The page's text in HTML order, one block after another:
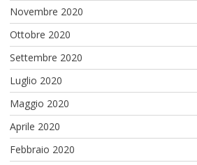
Novembre 2020
Ottobre 2020
Settembre 2020
Luglio 2020
Maggio 2020
Aprile 2020
Febbraio 2020